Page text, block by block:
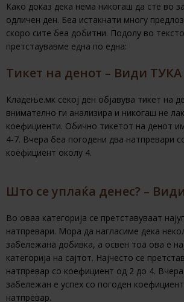
Како доказ дека нема никогаш да сте во
одличен ден. Беа истакнати многу
скоро сите беа добитни. Подолу во
претстаувавме една по една:
Тикет на денот – Види ТУКА
Кладење.мк секој ден објавува тикет на
внимателно ги анализира и никогаш не
коефициенти. Обично тикетот на денот
4-7. Вчера беа погодени два натпревари
коефициент околу 4.
Што се уплаќа денес? –
Во оваа категорија се претставуваат
натпревари. Мора да нагласиме дека
забележана добивка, а освен тоа ова е
категорија на сајтот. Најчесто се
натпревар со коефициент од 2 до 4.
забележан е успех со погоден
натпревар.